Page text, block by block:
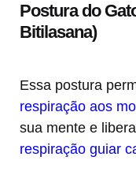
Postura do
Bitilasana)
Essa postura
respiração aos
sua mente e
respiração guiar